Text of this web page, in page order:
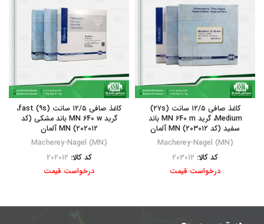
کاغذ صافی ۱۲/۵ سانت (۲۷s)
Medium، گرید MN 640 m باند
سفید (کد ۲۰۳۰۱۲) MN آلمان
Macherey-Nagel (MN)
کد کالا: 203012
درخواست قیمت
کاغذ صافی ۱۲/۵ سانت (۹s) fast،
گرید MN 640 w باند مشکی (کد
۲۰۲۰۱۲) MN آلمان
Macherey-Nagel (MN)
کد کالا: 202012
درخواست قیمت